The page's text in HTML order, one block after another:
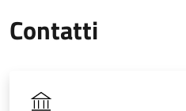
Contatti